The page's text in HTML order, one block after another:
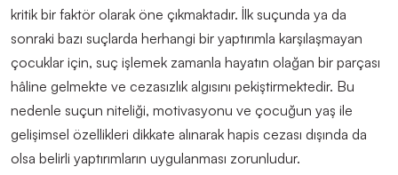
kritik bir faktör olarak öne çıkmaktadır. İlk suçunda ya da
sonraki bazı suçlarda herhangi bir yaptırımla karşılaşmayan
çocuklar için, suç işlemek zamanla hayatın olağan bir parçası
hâline gelmekte ve cezasızlık algısını pekiştirmektedir. Bu
nedenle suçun niteliği, motivasyonu ve çocuğun yaş ile
gelişimsel özellikleri dikkate alınarak hapis cezası dışında da
olsa belirli yaptırımların uygulanması zorunludur.